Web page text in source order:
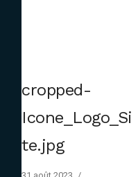
cropped-
Icone_Logo_Si
te.jpg